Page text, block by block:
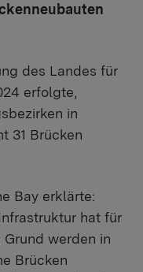
des Landes für
erfolgte,
in
31 Brücken
Bay erklärte:
hat für
werden in
Brücken